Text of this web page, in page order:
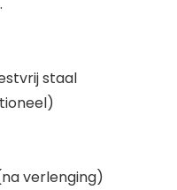
staal
verlenging)